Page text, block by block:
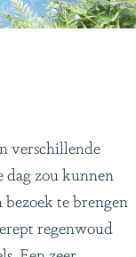
verschillende
dag zou kunnen
bezoek te brengen
regenwoud